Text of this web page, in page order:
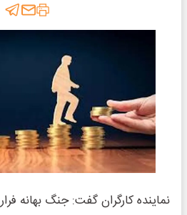
نماینده کارگران گفت: جنگ بهانه